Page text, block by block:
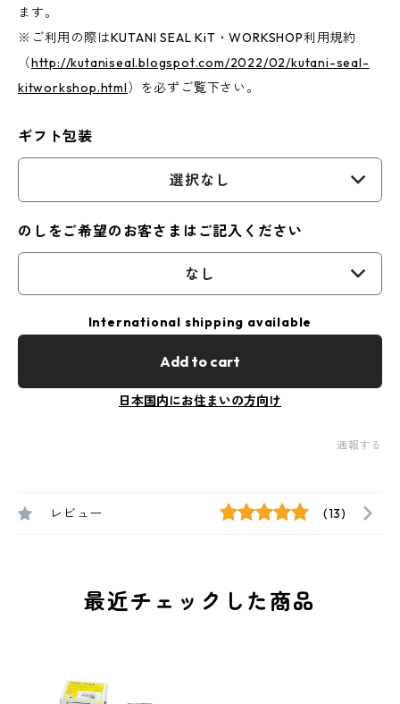
ます。
※ご利用の際はKUTANI SEAL KiT・WORKSHOP利用規約
（http://kutaniseal.blogspot.com/2022/02/kutani-seal-
kitworkshop.html）を必ずご覧下さい。
ギフト包装
選択なし
のしをご希望のお客さまはご記入ください
なし
International shipping available
Add to cart
日本国内にお住まいの方向け
通報する
レビュー (13)
最近チェックした商品